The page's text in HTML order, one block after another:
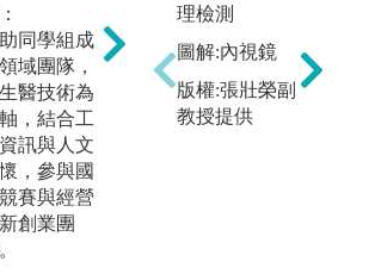
同學組成
域團隊，
醫技術為
，結合工
訊與人文
，參與國
賽與經營
創業團
程：教導與實
作基礎生醫實
驗。
專題研究實
驗：藉由各教
理檢測
圖解:內視鏡
版權:張壯榮副
教授提供